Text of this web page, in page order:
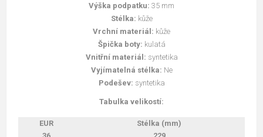
Výška podpatku: 35 mm
Stélka: kůže
Vrchní materiál: kůže
Špička boty: kulatá
Vnitřní materiál: syntetika
Vyjímatelná stélka: Ne
Podešev: syntetika
Tabulka velikostí:
EUR
Stélka (mm)